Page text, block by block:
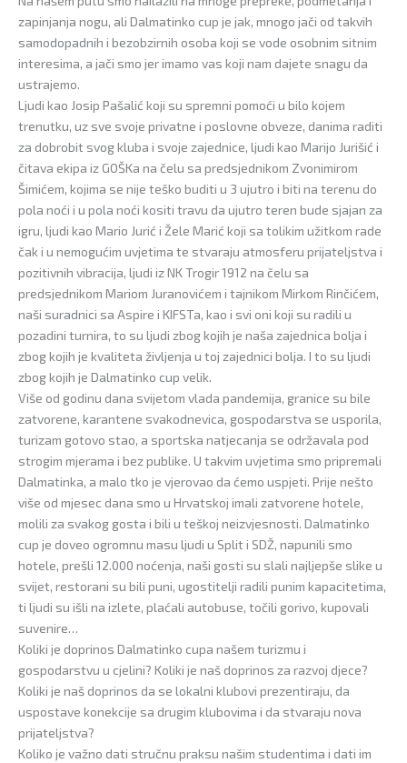
zapinjanja nogu, ali Dalmatinko cup je jak, mnogo jači od takvih
samodopadnih i bezobzirnih osoba koji se vode osobnim sitnim
interesima, a jači smo jer imamo vas koji nam dajete snagu da
ustrajemo.
Ljudi kao Josip Pašalić koji su spremni pomoći u bilo kojem
trenutku, uz sve svoje privatne i poslovne obveze, danima raditi
za dobrobit svog kluba i svoje zajednice, ljudi kao Marijo Jurišić i
čitava ekipa iz GOŠKa na čelu sa predsjednikom Zvonimirom
Šimićem, kojima se nije teško buditi u 3 ujutro i biti na terenu do
pola noći i u pola noći kositi travu da ujutro teren bude sjajan za
igru, ljudi kao Mario Jurić i Žele Marić koji sa tolikim užitkom rade
čak i u nemogućim uvjetima te stvaraju atmosferu prijateljstva i
pozitivnih vibracija, ljudi iz NK Trogir 1912 na čelu sa
predsjednikom Mariom Juranovićem i tajnikom Mirkom Rinčićem,
naši suradnici sa Aspire i KIFSTa, kao i svi oni koji su radili u
pozadini turnira, to su ljudi zbog kojih je naša zajednica bolja i
zbog kojih je kvaliteta življenja u toj zajednici bolja. I to su ljudi
zbog kojih je Dalmatinko cup velik.
Više od godinu dana svijetom vlada pandemija, granice su bile
zatvorene, karantene svakodnevica, gospodarstva se usporila,
turizam gotovo stao, a sportska natjecanja se održavala pod
strogim mjerama i bez publike. U takvim uvjetima smo pripremali
Dalmatinka, a malo tko je vjerovao da ćemo uspjeti. Prije nešto
više od mjesec dana smo u Hrvatskoj imali zatvorene hotele,
molili za svakog gosta i bili u teškoj neizvjesnosti. Dalmatinko
cup je doveo ogromnu masu ljudi u Split i SDŽ, napunili smo
hotele, prešli 12.000 noćenja, naši gosti su slali najljepše slike u
svijet, restorani su bili puni, ugostitelji radili punim kapacitetima,
ti ljudi su išli na izlete, plaćali autobuse, točili gorivo, kupovali
suvenire…
Koliki je doprinos Dalmatinko cupa našem turizmu i
gospodarstvu u cjelini? Koliki je naš doprinos za razvoj djece?
Koliki je naš doprinos da se lokalni klubovi prezentiraju, da
uspostave konekcije sa drugim klubovima i da stvaraju nova
prijateljstva?
Koliko je važno dati stručnu praksu našim studentima i dati im